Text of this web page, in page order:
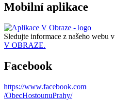
Mobilní aplikace
Sledujte informace z našeho webu v
V OBRAZE.
Facebook
https://www.facebook.com
/ObecHostounuPrahy/